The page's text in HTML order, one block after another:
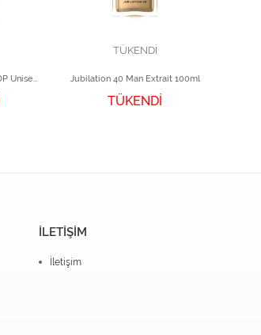
TÜKENDİ
Jubilation 40 Man Extrait 100ml
TÜKENDİ
İLETİŞİM
İletişim